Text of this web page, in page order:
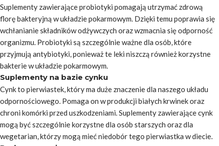
Suplementy zawierające probiotyki pomagają utrzymać zdrową
florę bakteryjną w układzie pokarmowym. Dzięki temu poprawia się
wchłanianie składników odżywczych oraz wzmacnia się odporność
organizmu. Probiotyki są szczególnie ważne dla osób, które
przyjmują antybiotyki, ponieważ te leki niszczą również korzystne
bakterie w układzie pokarmowym.
Suplementy na bazie cynku
Cynk to pierwiastek, który ma duże znaczenie dla naszego układu
odpornościowego. Pomaga on w produkcji białych krwinek oraz
chroni komórki przed uszkodzeniami. Suplementy zawierające cynk
mogą być szczególnie korzystne dla osób starszych oraz dla
wegetarian, którzy mogą mieć niedobór tego pierwiastka w diecie.